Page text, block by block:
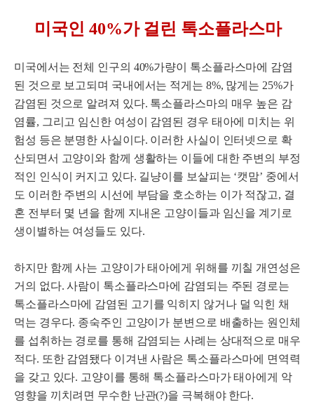
미국인 40%가 걸린 톡소플라스마
미국에서는 전체 인구의 40%가량이 톡소플라스마에 감염
된 것으로 보고되며 국내에서는 적게는 8%, 많게는 25%가
감염된 것으로 알려져 있다. 톡소플라스마의 매우 높은 감
염률, 그리고 임신한 여성이 감염된 경우 태아에 미치는 위
험성 등은 분명한 사실이다. 이러한 사실이 인터넷으로 확
산되면서 고양이와 함께 생활하는 이들에 대한 주변의 부정
적인 인식이 커지고 있다. 길냥이를 보살피는 ‘캣맘’ 중에서
도 이러한 주변의 시선에 부담을 호소하는 이가 적잖고, 결
혼 전부터 몇 년을 함께 지내온 고양이들과 임신을 계기로
생이별하는 여성들도 있다.
하지만 함께 사는 고양이가 태아에게 위해를 끼칠 개연성은
거의 없다. 사람이 톡소플라스마에 감염되는 주된 경로는
톡소플라스마에 감염된 고기를 익히지 않거나 덜 익힌 채
먹는 경우다. 종숙주인 고양이가 분변으로 배출하는 원인체
를 섭취하는 경로를 통해 감염되는 사례는 상대적으로 매우
적다. 또한 감염됐다 이겨낸 사람은 톡소플라스마에 면역력
을 갖고 있다. 고양이를 통해 톡소플라스마가 태아에게 악
영향을 끼치려면 무수한 난관(?)을 극복해야 한다.